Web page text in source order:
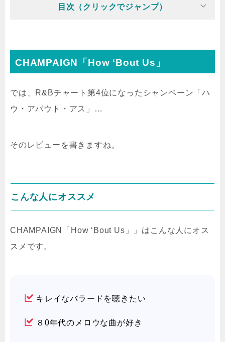
目次（クリックでジャンプ）
CHAMPAIGN「How ‘Bout Us」
では、R&Bチャート第4位になったシャンペーン「ハ
ウ・アバウト・アス」…
そのレビューを書きますね。
こんな人にオススメ
CHAMPAIGN「How ‘Bout Us」」はこんな人にオス
スメです。
キレイなバラードを聴きたい
８0年代のメロウな曲が好き